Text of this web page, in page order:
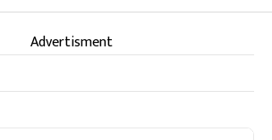
Advertisment